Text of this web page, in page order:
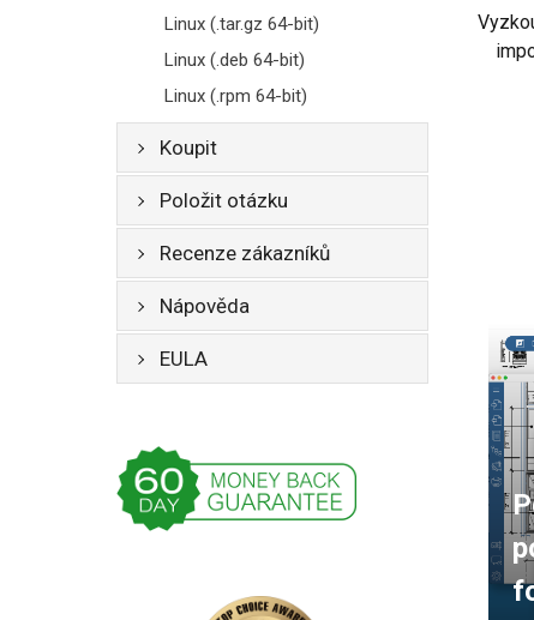
Linux (.tar.gz 64-bit)
Linux (.deb 64-bit)
Linux (.rpm 64-bit)
Koupit
Položit otázku
Recenze zákazníků
Nápověda
EULA